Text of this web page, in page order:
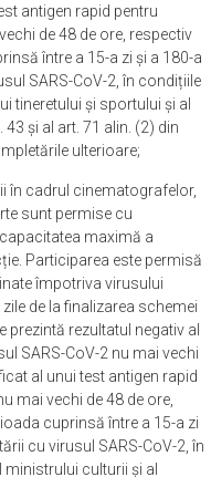
antigen rapid pentru
de 48 de ore, respectiv
între a 15-a zi și a 180-a
SARS-CoV-2, în condițiile
tineretului și sportului și al
și al art. 71 alin. (2) din
ulterioare;
în cadrul cinematografelor,
sunt permise cu
maximă a
Participarea este permisă
împotriva virusului
de la finalizarea schemei
rezultatul negativ al
SARS-CoV-2 nu mai vechi
al unui test antigen rapid
mai vechi de 48 de ore,
cuprinsă între a 15-a zi
cu virusul SARS-CoV-2, în
culturii și al